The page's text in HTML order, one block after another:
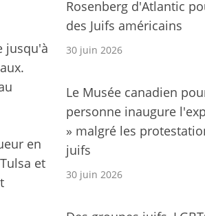
jusqu'à
en
et
Rosenberg d'Atlantic
des Juifs américains
30 juin 2026
Le Musée canadien
personne inaugure
» malgré les
juifs
30 juin 2026